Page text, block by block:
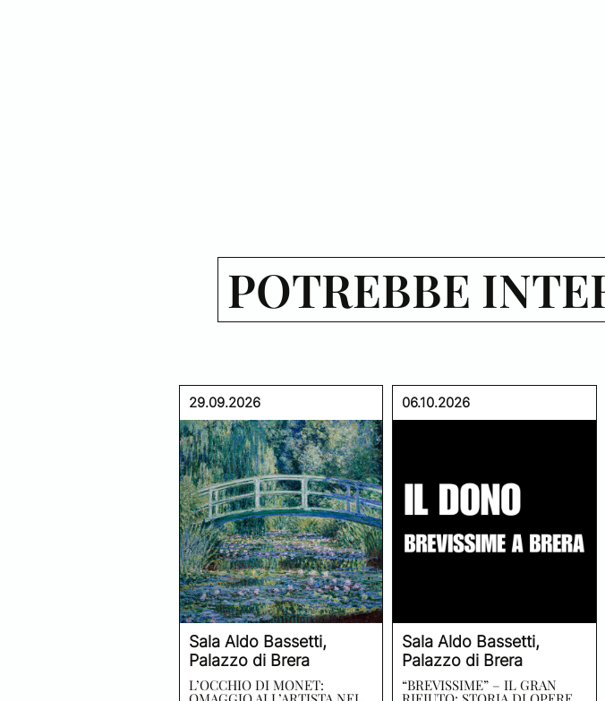
POTREBBE
29.09.2026
Sala Aldo Bassetti,
Palazzo di Brera
L’OCCHIO DI MONET:
06.10.2026
Sala Aldo Bassetti,
Palazzo di Brera
“BREVISSIME” – IL GRAN